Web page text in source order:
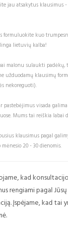
jau atsakytus klausimus
formuluokite kuo
lietuvių kalba!
malonu sulaukti padėkų,
užduodamų klausimų
nekoreguoti).
pastebėjimus visada
Mums tai reiškia labai
klausimus pagal
20 - 30 dienomis.
kad
rengiami pagal
Įspėjame, kad tai